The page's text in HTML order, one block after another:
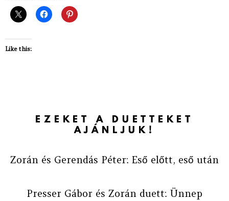
Like this:
EZEKET A DUETTEKET
AJÁNLJUK!
Zorán és Gerendás Péter: Eső előtt, eső után
Presser Gábor és Zorán duett: Ünnep